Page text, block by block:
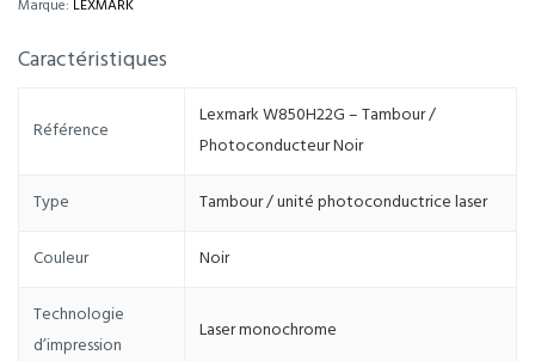
Marque: LEXMARK
Caractéristiques
Référence
Lexmark W850H22G – Tambour /
Photoconducteur Noir
Type Tambour / unité photoconductrice laser
Couleur Noir
Technologie
d’impression
Laser monochrome